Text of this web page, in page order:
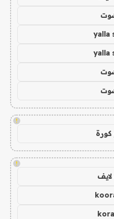
yalla
yalla
!
!